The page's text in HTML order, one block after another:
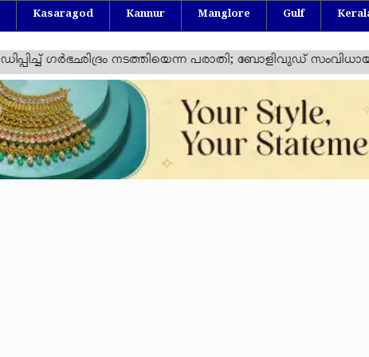
Kasaragod Kannur Manglore Gulf